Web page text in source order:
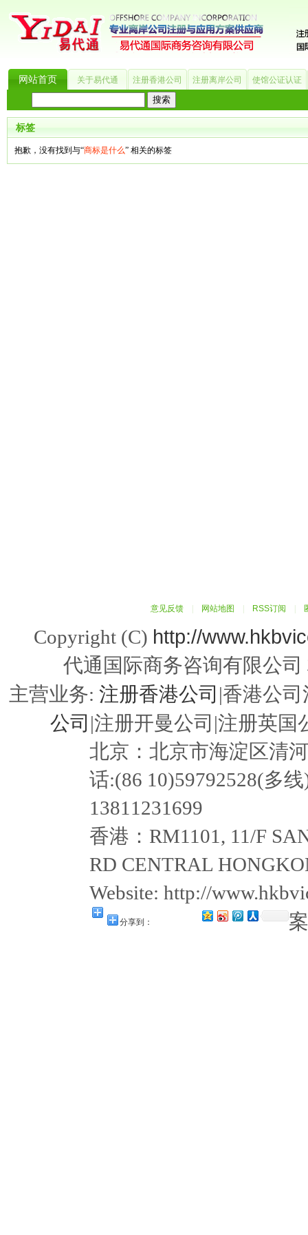
网站首页 关于易代通 注册香港公司 注册离岸公司 使馆公证认证
热门搜索：_? 美国公司 BVI公司 英国公司 银行开户 香港公司 商标注册
标签
抱歉，没有找到与“商标是什么” 相关的标签
意见反馈 网站地图 RSS订阅
Copyright (C) http://
代通国际商务咨询有限公
主营业务: 注册香港公司 |香港公
公司 |注册开曼公司|注册英
北京：北京市海淀区清
话:(86 10)59792528(多
13811231699
香港：RM1101, 11/F
RD CENTRAL
Website: http://
分享到：